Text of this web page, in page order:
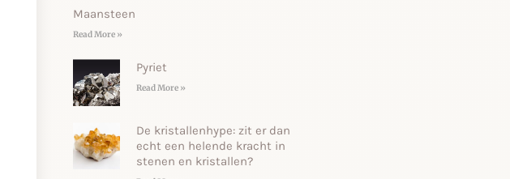
Maansteen
Read More »
Pyriet
Read More »
De kristallenhype: zit er dan
echt een helende kracht in
stenen en kristallen?